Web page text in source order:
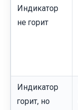
Индикатор
не горит
Индикатор
горит, но